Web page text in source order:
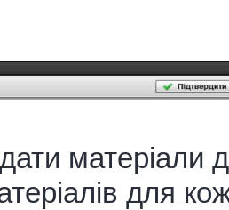
матеріали
для